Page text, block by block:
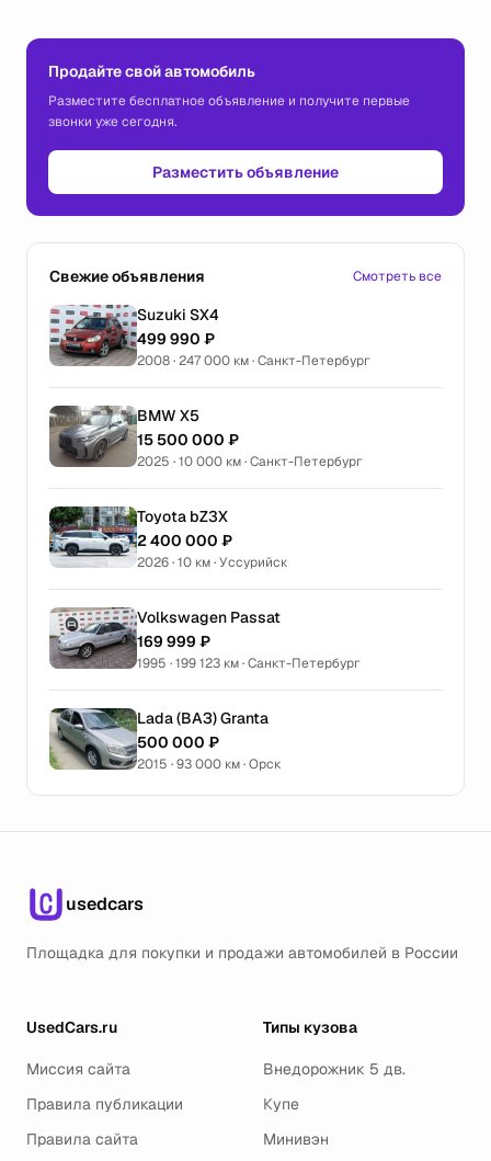
Продайте свой автомобиль
Разместите бесплатное объявление и получите первые
звонки уже сегодня.
Разместить объявление
Свежие объявления Смотреть все
Suzuki SX4
499 990 ₽
2008 · 247 000 км · Санкт-Петербург
BMW X5
15 500 000 ₽
2025 · 10 000 км · Санкт-Петербург
Toyota bZ3X
2 400 000 ₽
2026 · 10 км · Уссурийск
Volkswagen Passat
169 999 ₽
1995 · 199 123 км · Санкт-Петербург
Lada (ВАЗ) Granta
500 000 ₽
2015 · 93 000 км · Орск
usedcars
Площадка для покупки и продажи автомобилей в России
UsedCars.ru
Миссия сайта
Правила публикации
Правила сайта
Типы кузова
Внедорожник 5 дв.
Купе
Минивэн